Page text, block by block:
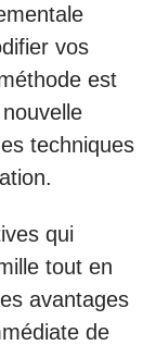
vos
est
techniques
qui
tout en
avantages
de